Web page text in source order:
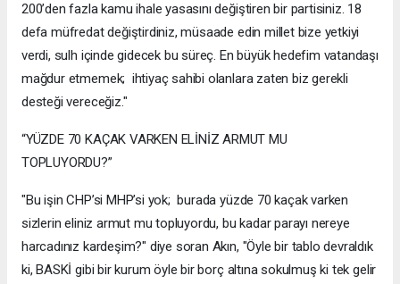
200’den fazla kamu ihale yasasını değiştiren bir partisiniz. 18
defa müfredat değiştirdiniz, müsaade edin millet bize yetkiyi
verdi, sulh içinde gidecek bu süreç. En büyük hedefim vatandaşı
mağdur etmemek; ihtiyaç sahibi olanlara zaten biz gerekli
desteği vereceğiz."
“YÜZDE 70 KAÇAK VARKEN ELİNİZ ARMUT MU
TOPLUYORDU?”
"Bu işin CHP’si MHP’si yok; burada yüzde 70 kaçak varken
sizlerin eliniz armut mu topluyordu, bu kadar parayı nereye
harcadınız kardeşim?" diye soran Akın, "Öyle bir tablo devraldık
ki, BASKİ gibi bir kurum öyle bir borç altına sokulmuş ki tek gelir